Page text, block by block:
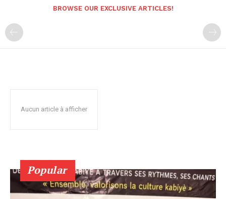
BROWSE OUR EXCLUSIVE ARTICLES!
Aucun article à afficher
Popular